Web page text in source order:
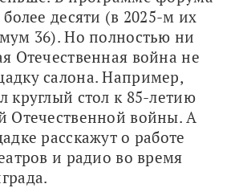
десяти (в 2025-м их
36). Но полностью ни
Отечественная война не
салона. Например,
круглый стол к 85-летию
Отечественной войны. А
расскажут о работе
и радио во время